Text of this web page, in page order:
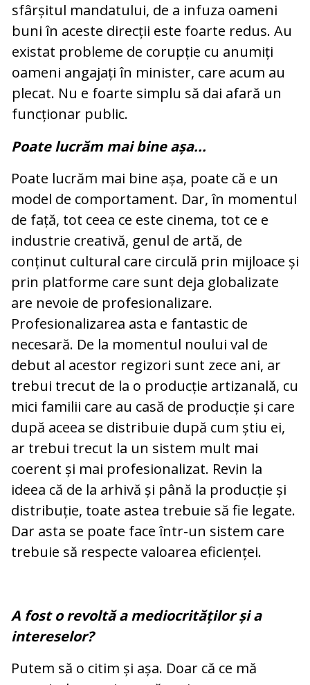
sfârșitul mandatului, de a infuza oameni
buni în aceste direcții este foarte redus. Au
existat probleme de corupție cu anumiți
oameni angajați în minister, care acum au
plecat. Nu e foarte simplu să dai afară un
funcționar public.
Poate lucrăm mai bine așa...
Poate lucrăm mai bine așa, poate că e un
model de comportament. Dar, în momentul
de față, tot ceea ce este cinema, tot ce e
industrie creativă, genul de artă, de
conținut cultural care circulă prin mijloace și
prin platforme care sunt deja globalizate
are nevoie de profesionalizare.
Profesionalizarea asta e fantastic de
necesară. De la momentul noului val de
debut al acestor regizori sunt zece ani, ar
trebui trecut de la o producție artizanală, cu
mici familii care au casă de producție și care
după aceea se distribuie după cum știu ei,
ar trebui trecut la un sistem mult mai
coerent și mai profesionalizat. Revin la
ideea că de la arhivă și până la producție și
distribuție, toate astea trebuie să fie legate.
Dar asta se poate face într-un sistem care
trebuie să respecte valoarea eficienței.
A fost o revoltă a mediocrităților și a
intereselor?
Putem să o citim și așa. Doar că ce mă